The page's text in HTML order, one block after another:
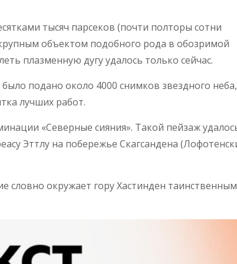
тысяч парсеков (почти полторы сотни
объектом подобного рода в обозримой
плазменную дугу удалось только сейчас.
подано около 4000 снимков звездного неба,
лучших работ.
«Северные сияния». Такой пейзаж
Эттлу на побережье Скагсандена
словно окружает гору Хастинден таинственным